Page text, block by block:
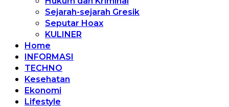
Sejarah-sejarah Gresik
Seputar Hoax
KULINER
Home
INFORMASI
TECHNO
Kesehatan
Ekonomi
Lifestyle